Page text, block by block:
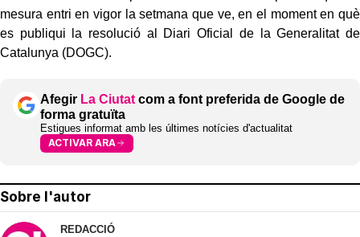
mesura entri en vigor la setmana que ve, en el moment en què
es publiqui la resolució al Diari Oficial de la Generalitat de
Catalunya (DOGC).
Afegir La Ciutat com a font preferida de Google de
forma gratuïta
Estigues informat amb les últimes notícies d'actualitat
ACTIVAR ARA
Sobre l'autor
REDACCIÓ